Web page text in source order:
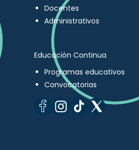
Docentes
Administrativos
Educación Continua
Programas educativos
Convocatorias